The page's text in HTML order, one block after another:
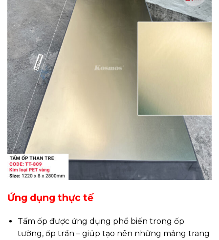
Ứng dụng thực tế
Tấm ốp được ứng dụng phổ biến trong ốp
tường, ốp trần – giúp tạo nên những mảng trang